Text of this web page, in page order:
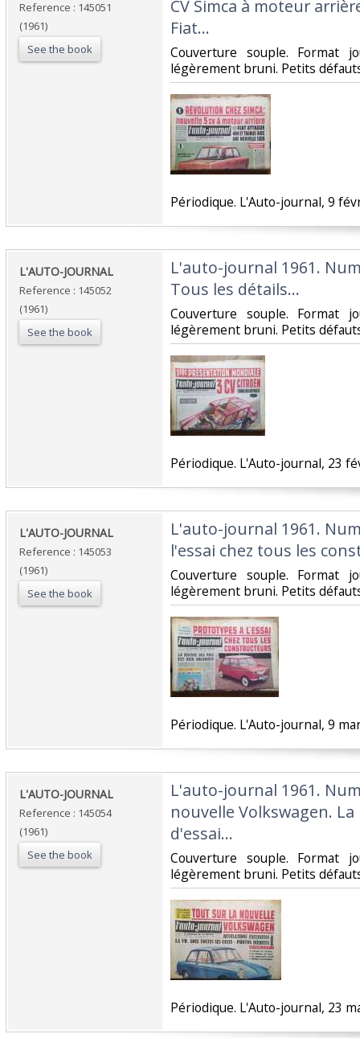
Reference : 145051
(1961)
See the book
CV Simca à moteur
Fiat…‎
‎Couverture souple. Format
légèrement bruni. Petits
‎Périodique. L'Auto-journal, 9
‎L'AUTO-JOURNAL ‎
Reference : 145052
(1961)
See the book
‎L'auto-journal 1961.
Tous les détails…‎
‎Couverture souple. Format
légèrement bruni. Petits
‎Périodique. L'Auto-journal, 23
‎L'AUTO-JOURNAL ‎
Reference : 145053
(1961)
See the book
‎L'auto-journal 1961.
l'essai chez tous les
‎Couverture souple. Format
légèrement bruni. Petits
‎Périodique. L'Auto-journal, 9
‎L'AUTO-JOURNAL ‎
Reference : 145054
(1961)
See the book
‎L'auto-journal 1961.
nouvelle Volkswagen. La
d'essai…‎
‎Couverture souple. Format
légèrement bruni. Petits
‎Périodique. L'Auto-journal, 23